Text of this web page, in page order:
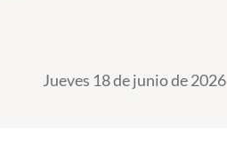
Jueves 18 de junio de 2026